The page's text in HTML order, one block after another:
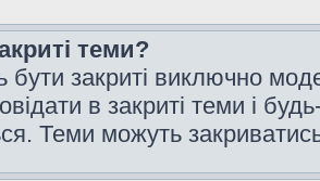
теми?
закриті виключно
в закриті теми і
Теми можуть